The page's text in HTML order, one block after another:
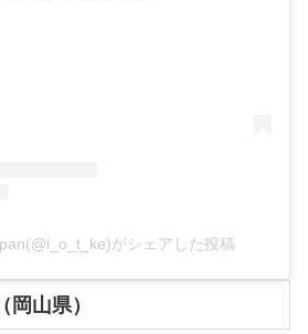
がシェアした投稿
山県）